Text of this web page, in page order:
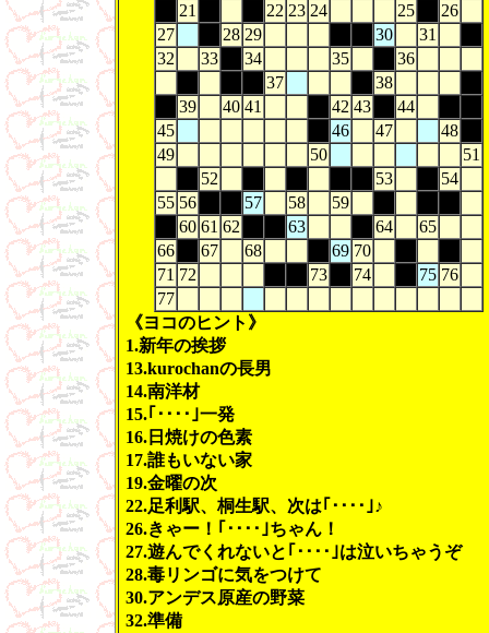
21
22 23 24 25
26
27
28 29 30
31
32
33 34 35
36
37
38
39
40 41 42 43
44
45
46 47
48
49
50
51
52
53
54
55 56 57 58
59
60 61 62 63 64
65
66
67 68 69 70
71 72 73 74 75 76
77
《ヨコのヒント》
1.新年の挨拶
13.kurochanの長男
14.南洋材
15.｢････｣一発
16.日焼けの色素
17.誰もいない家
19.金曜の次
22.足利駅、桐生駅、次は｢････｣♪
26.きゃー！｢････｣ちゃん！
27.遊んでくれないと｢････｣は泣いちゃうぞ
28.毒リンゴに気をつけて
30.アンデス原産の野菜
32.準備